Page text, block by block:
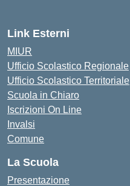
Link Esterni
MIUR
Ufficio Scolastico Regionale
Ufficio Scolastico Territoriale
Scuola in Chiaro
Iscrizioni On Line
Invalsi
Comune
La Scuola
Presentazione